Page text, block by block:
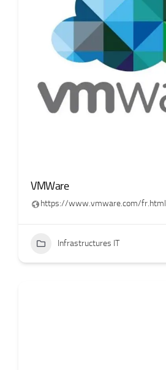
VMWare
https://www.vmware.com/fr.html
Infrastructures IT